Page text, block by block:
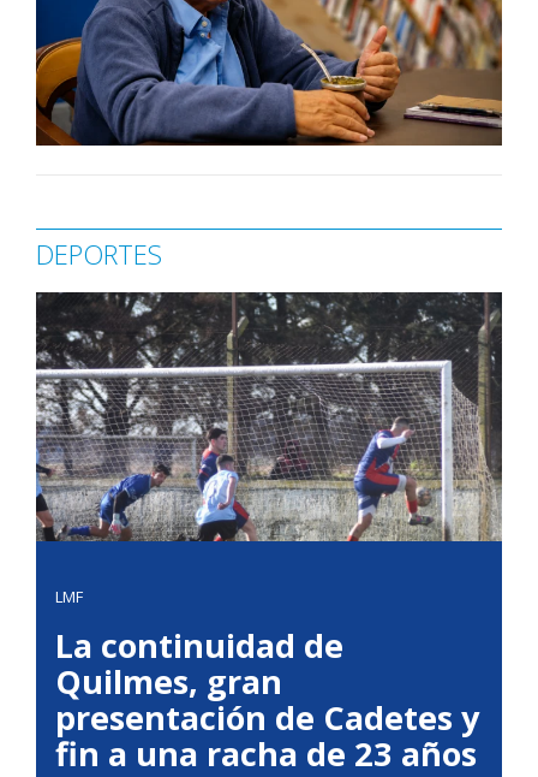
DEPORTES
LMF
La continuidad de
Quilmes, gran
presentación de Cadetes y
fin a una racha de 23 años